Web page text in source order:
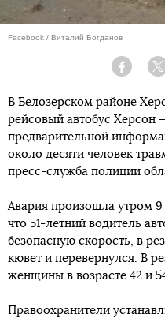
Facebook / Виталий Богданов
В Белозерском районе
рейсовый автобус Херсон
предварительной
около десяти человек
пресс-служба полиции
Авария произошла утром
что 51-летний водитель
безопасную скорость, в
кювет и перевернулся. В
женщины в возрасте 42 и
Правоохранители